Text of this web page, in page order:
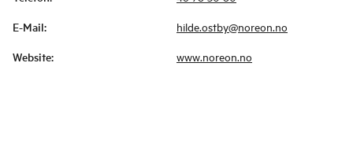
E-Mail: hilde.ostby@noreon.no
Website: www.noreon.no